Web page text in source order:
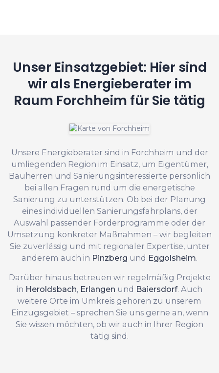
Unser Einsatzgebiet: Hier sind
wir als Energieberater im
Raum Forchheim für Sie tätig
Unsere Energieberater sind in Forchheim und der
umliegenden Region im Einsatz, um Eigentümer,
Bauherren und Sanierungsinteressierte persönlich
bei allen Fragen rund um die energetische
Sanierung zu unterstützen. Ob bei der Planung
eines individuellen Sanierungsfahrplans, der
Auswahl passender Förderprogramme oder der
Umsetzung konkreter Maßnahmen – wir begleiten
Sie zuverlässig und mit regionaler Expertise, unter
anderem auch in Pinzberg und Eggolsheim.
Darüber hinaus betreuen wir regelmäßig Projekte
in Heroldsbach, Erlangen und Baiersdorf. Auch
weitere Orte im Umkreis gehören zu unserem
Einzugsgebiet – sprechen Sie uns gerne an, wenn
Sie wissen möchten, ob wir auch in Ihrer Region
tätig sind.